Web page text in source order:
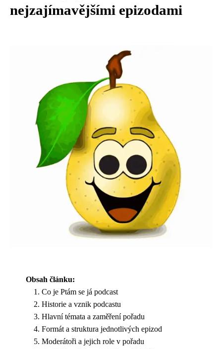
nejzajímavějšími epizodami
Obsah článku:
Co je Ptám se já podcast
Historie a vznik podcastu
Hlavní témata a zaměření pořadu
Formát a struktura jednotlivých epizod
Moderátoři a jejich role v pořadu